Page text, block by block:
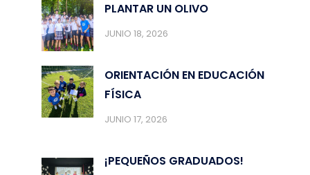
PLANTAR UN OLIVO
JUNIO 18, 2026
ORIENTACIÓN EN EDUCACIÓN
FÍSICA
JUNIO 17, 2026
¡PEQUEÑOS GRADUADOS!